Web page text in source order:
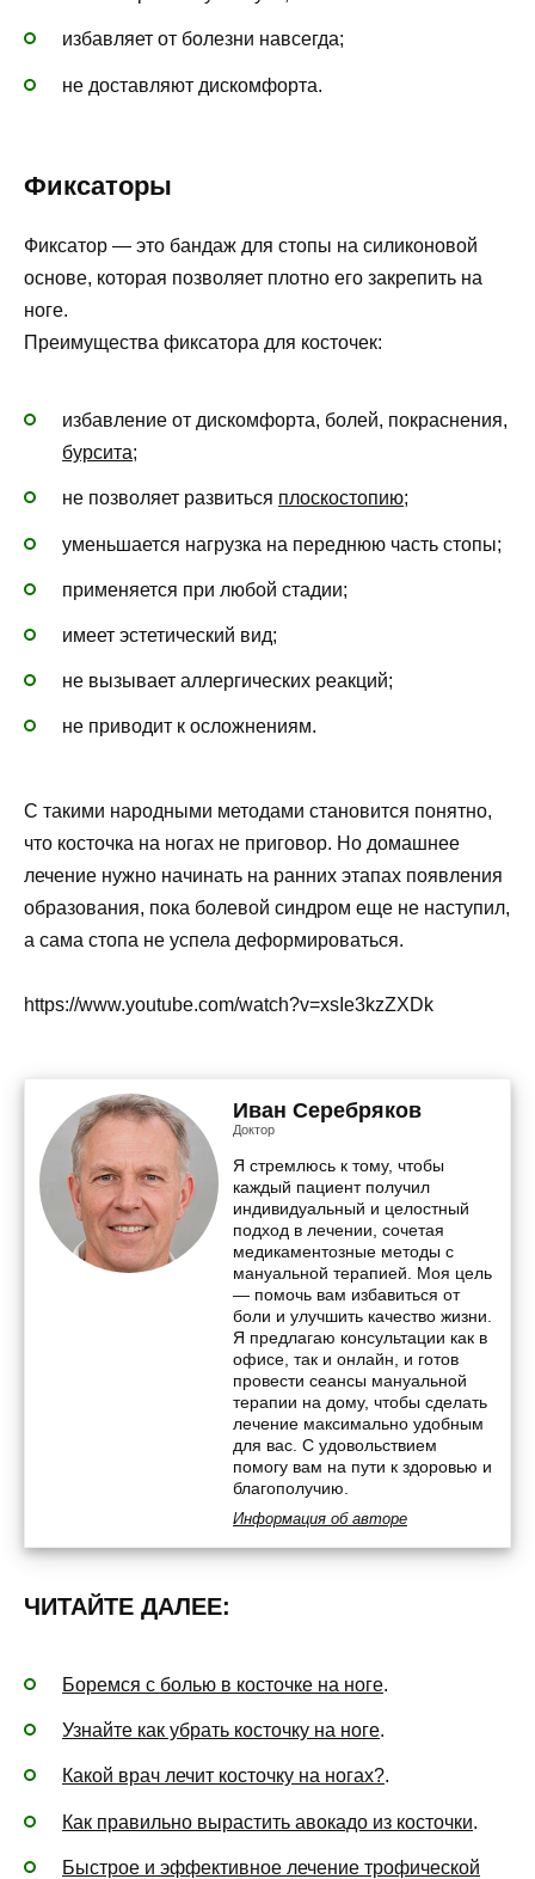
избавляет от болезни навсегда;
не доставляют дискомфорта.
Фиксаторы
Фиксатор — это бандаж для стопы на силиконовой
основе, которая позволяет плотно его закрепить на
ноге.
Преимущества фиксатора для косточек:
избавление от дискомфорта, болей, покраснения,
бурсита;
не позволяет развиться плоскостопию;
уменьшается нагрузка на переднюю часть стопы;
применяется при любой стадии;
имеет эстетический вид;
не вызывает аллергических реакций;
не приводит к осложнениям.
С такими народными методами становится понятно,
что косточка на ногах не приговор. Но домашнее
лечение нужно начинать на ранних этапах появления
образования, пока болевой синдром еще не наступил,
а сама стопа не успела деформироваться.
https://www.youtube.com/watch?v=xsIe3kzZXDk
Иван Серебряков
Доктор
Я стремлюсь к тому, чтобы
каждый пациент получил
индивидуальный и целостный
подход в лечении, сочетая
медикаментозные методы с
мануальной терапией. Моя цель
— помочь вам избавиться от
боли и улучшить качество жизни.
Я предлагаю консультации как в
офисе, так и онлайн, и готов
провести сеансы мануальной
терапии на дому, чтобы сделать
лечение максимально удобным
для вас. С удовольствием
помогу вам на пути к здоровью и
благополучию.
Информация об авторе
ЧИТАЙТЕ ДАЛЕЕ:
Боремся с болью в косточке на ноге.
Узнайте как убрать косточку на ноге.
Какой врач лечит косточку на ногах?.
Как правильно вырастить авокадо из косточки.
Быстрое и эффективное лечение трофической